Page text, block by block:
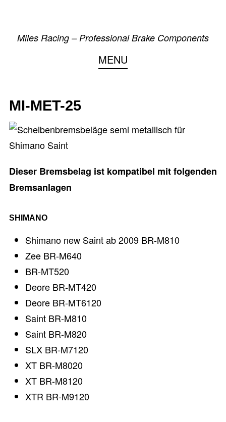
contentMiles Racing – Professional Brake Components
MENU
MI-MET-25
Dieser Bremsbelag ist kompatibel mit folgenden
Bremsanlagen
SHIMANO
Shimano new Saint ab 2009 BR-M810
Zee BR-M640
BR-MT520
Deore BR-MT420
Deore BR-MT6120
Saint BR-M810
Saint BR-M820
SLX BR-M7120
XT BR-M8020
XT BR-M8120
XTR BR-M9120